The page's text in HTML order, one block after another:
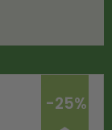
-25%